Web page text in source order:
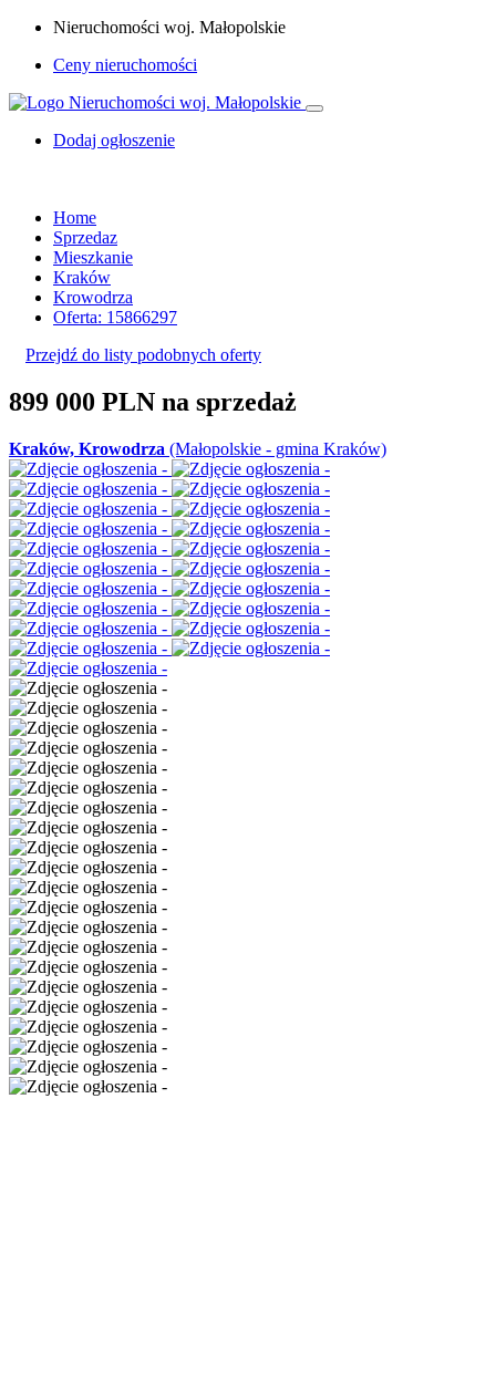
Nieruchomości woj. Małopolskie
Ceny nieruchomości
Dodaj ogłoszenie
Home
Sprzedaz
Mieszkanie
Kraków
Krowodrza
Oferta: 15866297
Przejdź do listy podobnych oferty
899 000 PLN na sprzedaż
Kraków, Krowodrza (Małopolskie - gmina Kraków)